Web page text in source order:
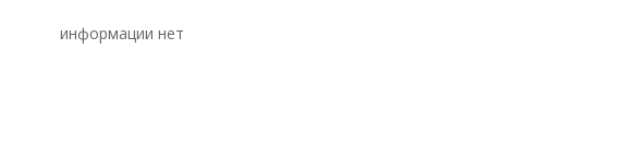
информации нет